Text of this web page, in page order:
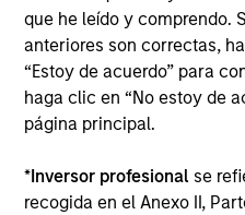
que he leído y comprendo.
anteriores son correctas,
“Estoy de acuerdo” para
haga clic en “No estoy de
página principal.
*Inversor profesional se
recogida en el Anexo II,
OPPORTUNITY OPTIMUM
The India
The Global Opportunity
offers an attractive
creation and explains
we see opportunities.